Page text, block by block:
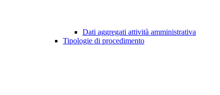
Dati aggregati attività amministrativa
Tipologie di procedimento